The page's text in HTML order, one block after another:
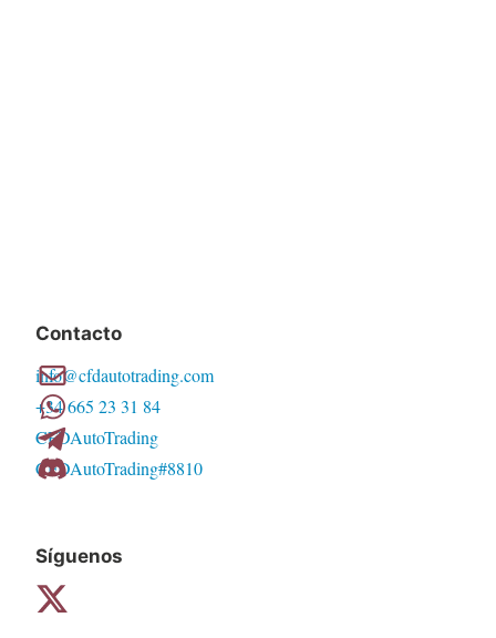
Contacto
info@cfdautotrading.com
+34 665 23 31 84
CFDAutoTrading
CFDAutoTrading#8810
Síguenos